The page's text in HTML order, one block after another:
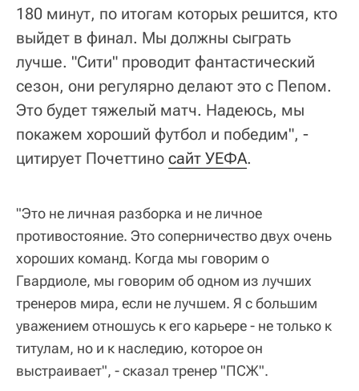
180 минут, по итогам которых решится, кто
выйдет в финал. Мы должны сыграть
лучше. "Сити" проводит фантастический
сезон, они регулярно делают это с Пепом.
Это будет тяжелый матч. Надеюсь, мы
покажем хороший футбол и победим", -
цитирует Почеттино сайт УЕФА.
"Это не личная разборка и не личное
противостояние. Это соперничество двух очень
хороших команд. Когда мы говорим о
Гвардиоле, мы говорим об одном из лучших
тренеров мира, если не лучшем. Я с большим
уважением отношусь к его карьере - не только к
титулам, но и к наследию, которое он
выстраивает", - сказал тренер "ПСЖ".